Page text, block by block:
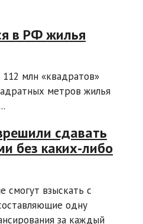
в РФ жилья
млн «квадратов»
метров жилья
сдавать
без каких-либо
смогут взыскать с
одну
за каждый